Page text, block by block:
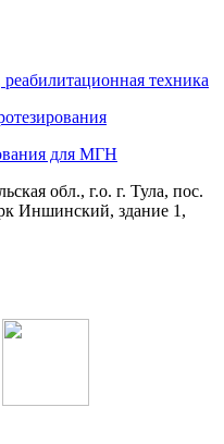
техника
для МГН
обл., г.о. г. Тула, пос.
Иншинский, здание 1,